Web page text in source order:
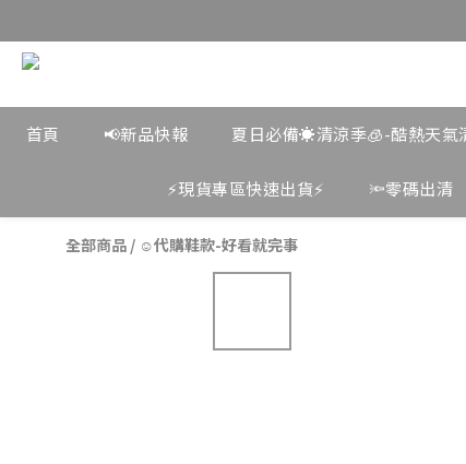
首頁 📢新品快報 夏日必備☀️清涼季🧊-酷熱天氣
⚡️現貨專區快速出貨⚡️ 🔦零碼出清
全部商品 / ☺︎代購鞋款-好看就完事